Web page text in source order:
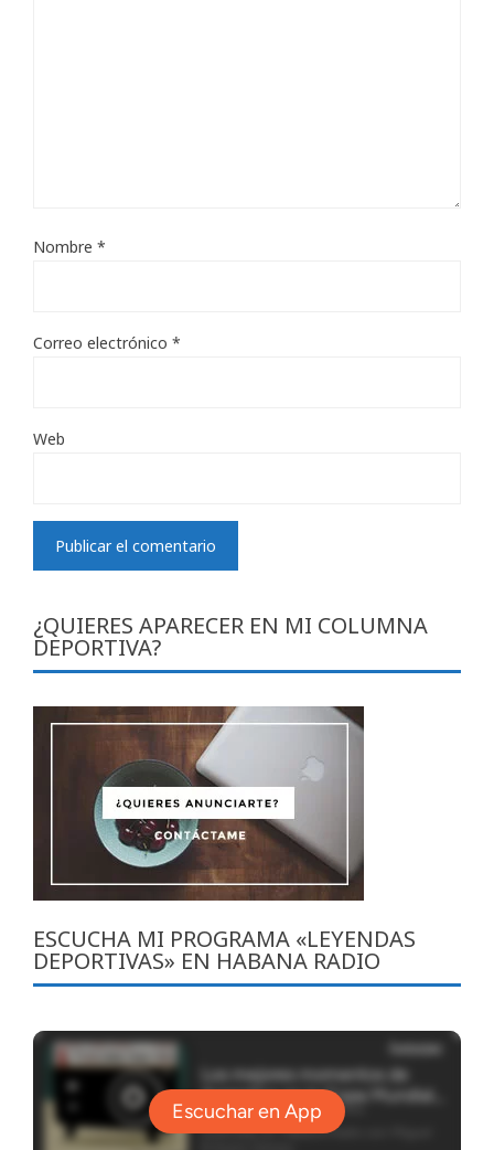
Nombre *
Correo electrónico *
Web
¿QUIERES APARECER EN MI COLUMNA
DEPORTIVA?
ESCUCHA MI PROGRAMA «LEYENDAS
DEPORTIVAS» EN HABANA RADIO